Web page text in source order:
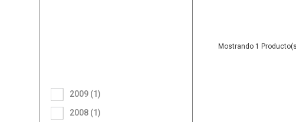
2008 (1)
2009 (1)
1